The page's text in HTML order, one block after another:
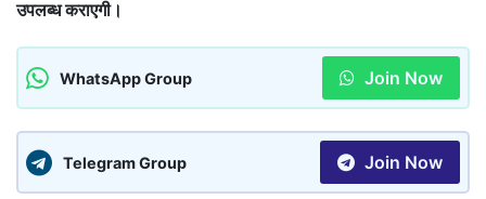
उपलब्ध कराएगी।
WhatsApp Group Join Now
Telegram Group Join Now